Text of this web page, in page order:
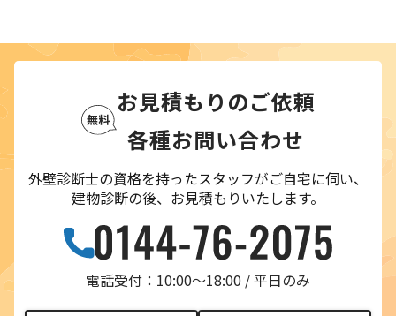
お見積もりのご依頼
各種お問い合わせ
外壁診断士の資格を持ったスタッフがご自宅に伺い、
建物診断の後、お見積もりいたします。
電話受付：10:00〜18:00 / 平日のみ